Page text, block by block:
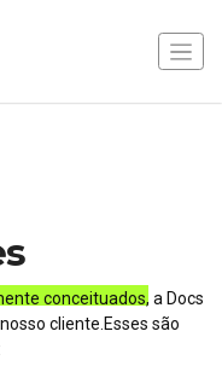
conceituados, a Docs
cliente. Esses são